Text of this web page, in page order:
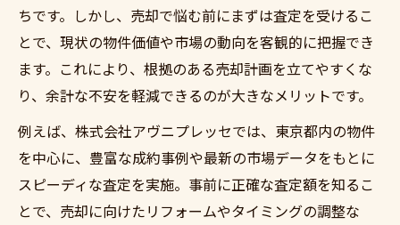
ちです。しかし、売却で悩む前にまずは査定を受けるこ
とで、現状の物件価値や市場の動向を客観的に把握でき
ます。これにより、根拠のある売却計画を立てやすくな
り、余計な不安を軽減できるのが大きなメリットです。
例えば、株式会社アヴニプレッセでは、東京都内の物件
を中心に、豊富な成約事例や最新の市場データをもとに
スピーディな査定を実施。事前に正確な査定額を知るこ
とで、売却に向けたリフォームやタイミングの調整な